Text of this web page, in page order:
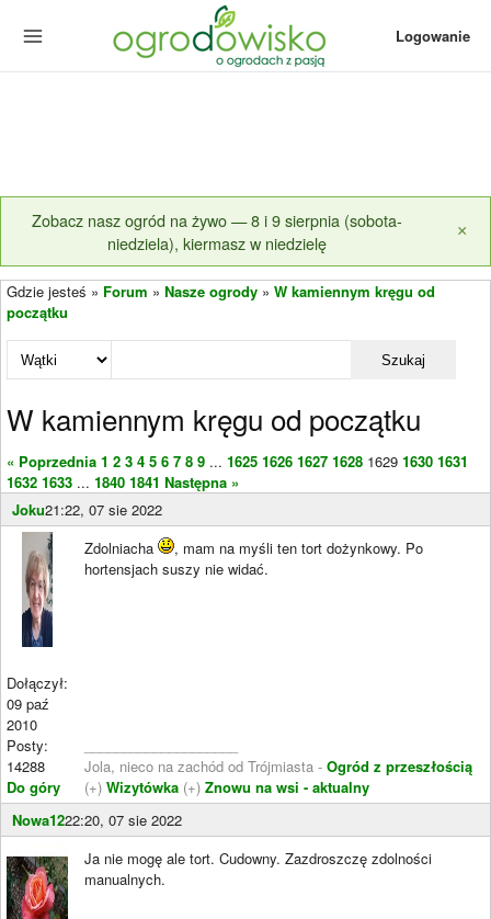
Logowanie
Zobacz nasz ogród na żywo — 8 i 9 sierpnia (sobota-
niedziela), kiermasz w niedzielę
×
Gdzie jesteś » Forum » Nasze ogrody » W kamiennym kręgu od
początku
Szukaj
W kamiennym kręgu od początku
« Poprzednia 1 2 3 4 5 6 7 8 9 ... 1625 1626 1627 1628 1629 1630 1631
1632 1633 ... 1840 1841 Następna »
Joku21:22, 07 sie 2022
Dołączył:
09 paź
2010
Posty:
14288
Do góry
Zdolniacha
, mam na myśli ten tort dożynkowy. Po
hortensjach suszy nie widać.
Jola, nieco na zachód od Trójmiasta - Ogród z przeszłością
(+) Wizytówka (+) Znowu na wsi - aktualny
Nowa1222:20, 07 sie 2022
Ja nie mogę ale tort. Cudowny. Zazdroszczę zdolności
manualnych.